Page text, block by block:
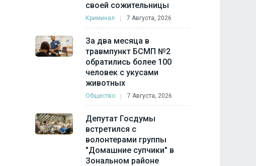
своей сожительницы
Криминал 7 Августа, 2026
За два месяца в
травмпункт БСМП №2
обратились более 100
человек с укусами
животных
Общество 7 Августа, 2026
Депутат Госдумы
встретился с
волонтерами группы
"Домашние супчики" в
Зональном районе